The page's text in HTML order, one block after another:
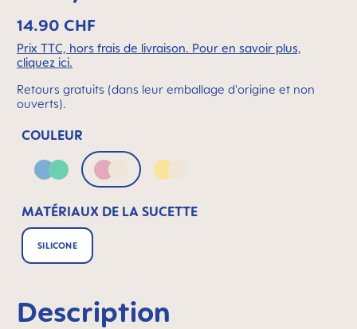
14.90 CHF
Prix TTC, hors frais de livraison. Pour en savoir plus,
cliquez ici.
Retours gratuits (dans leur emballage d'origine et non
ouverts).
COULEUR
Blue & GreenPink & NeutralYellow & Neutral
MATÉRIAUX DE LA SUCETTE
SILICONE
Description